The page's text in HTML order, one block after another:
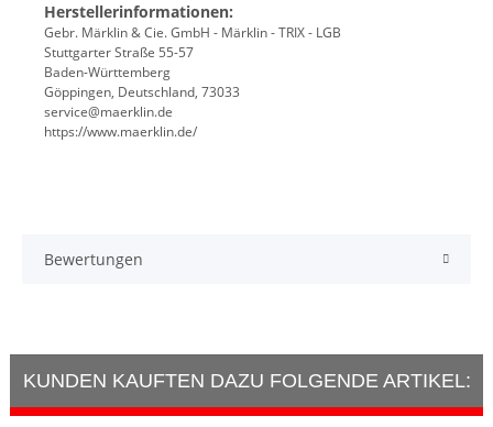
Herstellerinformationen:
Gebr. Märklin & Cie. GmbH - Märklin - TRIX - LGB
Stuttgarter Straße 55-57
Baden-Württemberg
Göppingen, Deutschland, 73033
service@maerklin.de
https://www.maerklin.de/
Bewertungen
KUNDEN KAUFTEN DAZU FOLGENDE ARTIKEL: